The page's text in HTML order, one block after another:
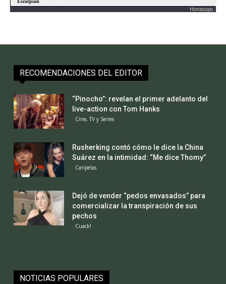
Horoscopo
RECOMENDACIONES DEL EDITOR
“Pinocho”: revelan el primer adelanto del
live-action con Tom Hanks
Cine, TV y Series
Rusherking contó cómo le dice la China
Suárez en la intimidad: “Me dice Thomy”
Caripelas
Dejó de vender “pedos envasados” para
comercializar la transpiración de sus
pechos
Cuack!
NOTICIAS POPULARES